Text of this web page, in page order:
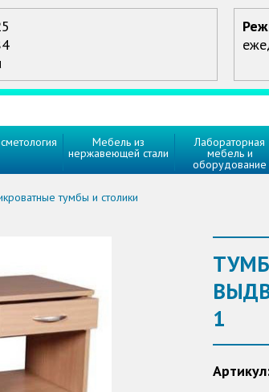
Мебель из
нержавеющей стали
Лабораторная
мебель и
оборудование
тумбы и столики
1